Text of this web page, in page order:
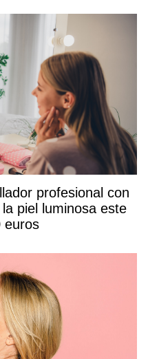
profesional con
piel luminosa este
euros